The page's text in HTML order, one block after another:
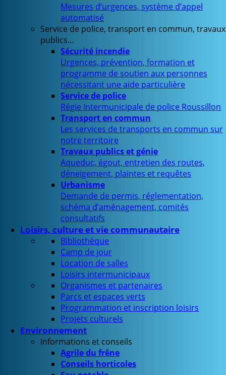
Mesures d’urgences, système d’appel
automatisé
Service de police, transport en commun, travaux
publics…
Sécurité incendie
Urgences, prévention, formation et
programme de soutien aux personnes
nécessitant une aide particulière
Service de police
Régie Intermunicipale de police Roussillon
Transport en commun
Les services de transports en commun sur
notre territoire
Travaux publics et génie
Aqueduc, égout, entretien des routes,
déneigement, plaintes et requêtes
Urbanisme
Demande de permis, réglementation,
schéma d’aménagement, comités
consultatifs
Loisirs, culture et vie communautaire
Bibliothèque
Camp de jour
Location de salles
Loisirs intermunicipaux
Organismes et partenaires
Parcs et espaces verts
Programmation et inscription loisirs
Projets culturels
Environnement
Informations et conseils
Agrile du frêne
Conseils horticoles